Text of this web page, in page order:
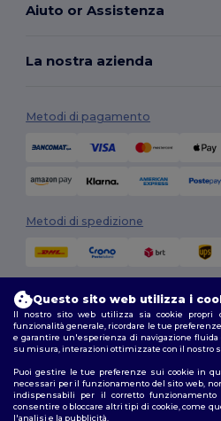
Aiuto or Assistenza
La nostra azienda
Metodi di pagamento
Metodi di spedizione
Seguici
Questo sito web utilizza i
Il nostro sito web utilizza sia cookie
funzionalità generale, ricordare le tue
e garantire un'esperienza di navigazione
su misura, interazioni ottimizzate con il nostro
Puoi gestire le tue preferenze sui cookie in
necessari per il funzionamento del sito web,
indispensabili per il corretto
consentire o bloccare altri tipi di cookie, come
l'analisi e la pubblicità.